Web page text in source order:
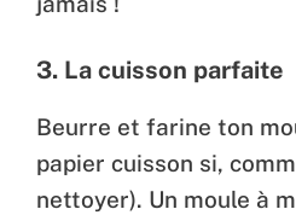
3. La cuisson parfaite
Beurre et farine ton
papier cuisson si,
nettoyer). Un moule à